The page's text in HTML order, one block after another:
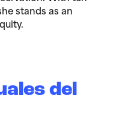
stands as an
del